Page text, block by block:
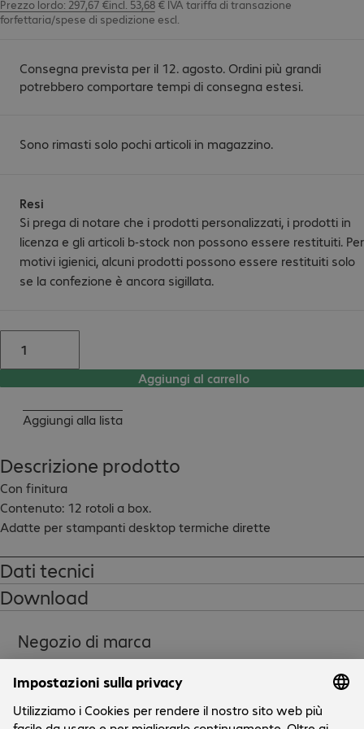
Prezzo lordo: 297,67 €incl. 53,68 € IVA tariffa di transazione
forfettaria/spese di spedizione escl.
Consegna prevista per il 12. agosto. Ordini più grandi
potrebbero comportare tempi di consegna estesi.
Sono rimasti solo pochi articoli in magazzino.
Resi
Si prega di notare che i prodotti personalizzati, i prodotti in
licenza e gli articoli b-stock non possono essere restituiti. Per
motivi igienici, alcuni prodotti possono essere restituiti solo
se la confezione è ancora sigillata.
Aggiungi al carrello
Aggiungi alla lista
Descrizione prodotto
Con finitura
Contenuto: 12 rotoli a box.
Adatte per stampanti desktop termiche dirette
Dati tecnici
Download
Negozio di marca